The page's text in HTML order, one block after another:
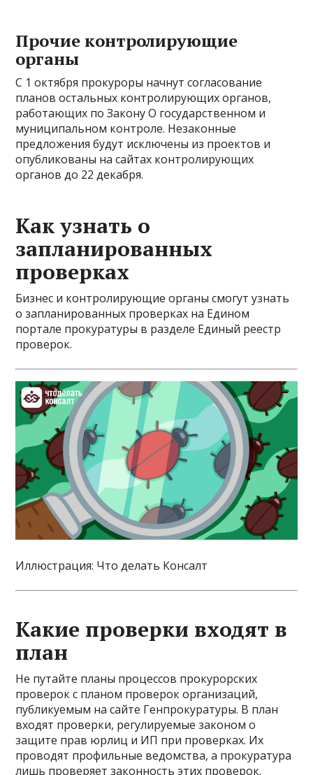
Прочие контролирующие
органы
С 1 октября прокуроры начнут согласование
планов остальных контролирующих органов,
работающих по Закону О государственном и
муниципальном контроле. Незаконные
предложения будут исключены из проектов и
опубликованы на сайтах контролирующих
органов до 22 декабря.
Как узнать о
запланированных
проверках
Бизнес и контролирующие органы смогут узнать
о запланированных проверках на Едином
портале прокуратуры в разделе Единый реестр
проверок.
Иллюстрация: Что делать Консалт
Какие проверки входят в
план
Не путайте планы процессов прокурорских
проверок с планом проверок организаций,
публикуемым на сайте Генпрокуратуры. В план
входят проверки, регулируемые законом о
защите прав юрлиц и ИП при проверках. Их
проводят профильные ведомства, а прокуратура
лишь проверяет законность этих проверок.